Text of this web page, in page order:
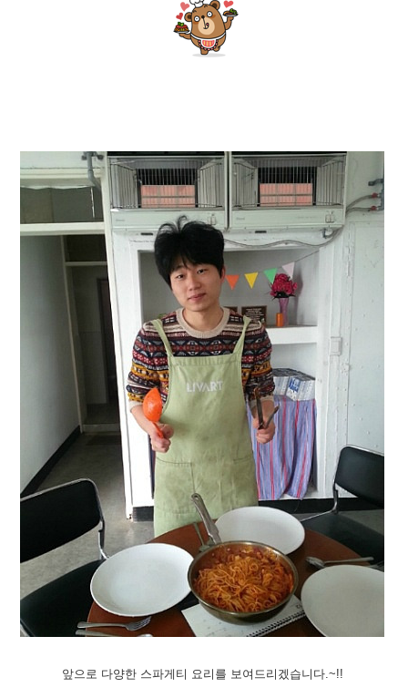
앞으로 다양한 스파게티 요리를 보여드리겠습니다.~!!